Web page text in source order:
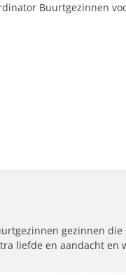
Buurtgezinnen
gezinnen
liefde en aandacht en